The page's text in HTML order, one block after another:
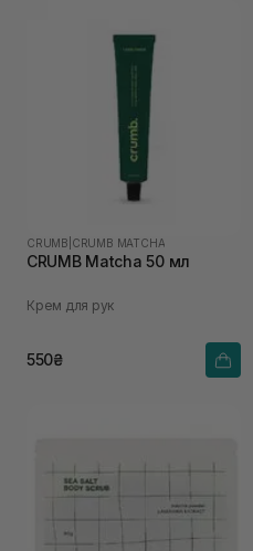
CRUMB CRUMB MATCHA
CRUMB Matcha 50 мл
Крем для рук
550₴